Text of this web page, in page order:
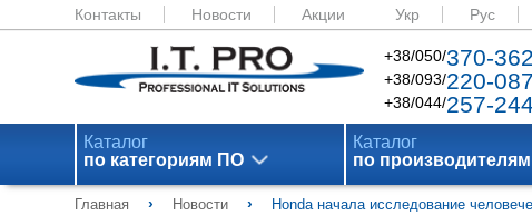
Контакты Новости Акции Укр Рус
+38/050/370-
+38/093/220-
+38/044/257-
Каталог
по категориям ПО
Каталог
по производителям
Главная › Новости › Honda начала исследование